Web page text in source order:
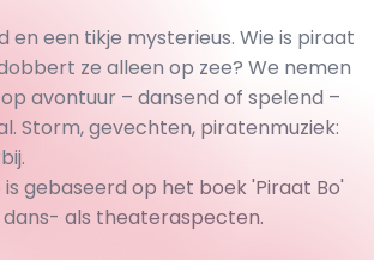
en een tikje mysterieus. Wie is piraat
ze alleen op zee? We nemen
avontuur – dansend of spelend –
Storm, gevechten, piratenmuziek:
gebaseerd op het boek 'Piraat Bo'
als theateraspecten.